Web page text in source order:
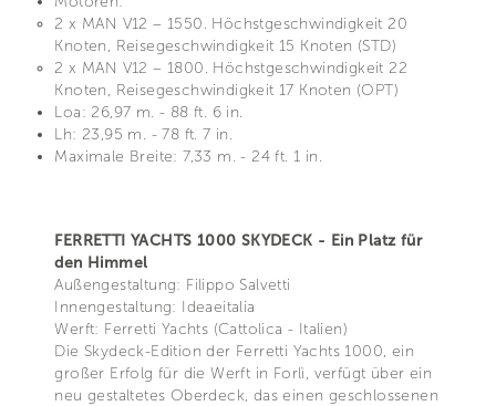
2 x MAN V12 – 1550. Höchstgeschwindigkeit 20
Knoten, Reisegeschwindigkeit 15 Knoten (STD)
2 x MAN V12 – 1800. Höchstgeschwindigkeit 22
Knoten, Reisegeschwindigkeit 17 Knoten (OPT)
Loa: 26,97 m. - 88 ft. 6 in.
Lh: 23,95 m. - 78 ft. 7 in.
Maximale Breite: 7,33 m. - 24 ft. 1 in.
FERRETTI YACHTS 1000 SKYDECK - Ein Platz für
den Himmel
Außengestaltung: Filippo Salvetti
Innengestaltung: Ideaeitalia
Werft: Ferretti Yachts (Cattolica - Italien)
Die Skydeck-Edition der Ferretti Yachts 1000, ein
großer Erfolg für die Werft in Forlì, verfügt über ein
neu gestaltetes Oberdeck, das einen geschlossenen